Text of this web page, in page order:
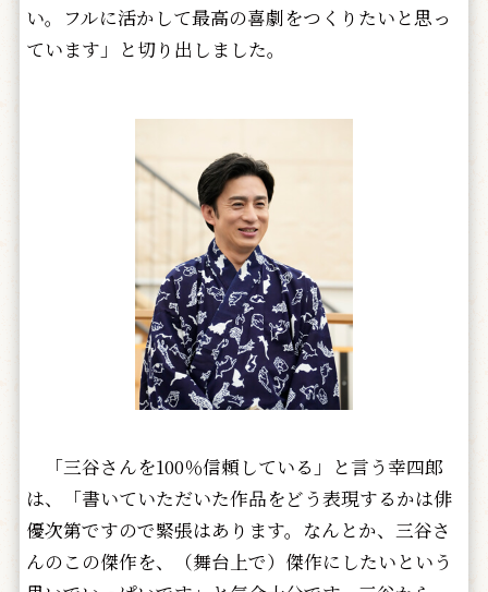
い。フルに活かして最高の喜劇をつくりたいと思っ
ています」と切り出しました。
「三谷さんを100％信頼している」と言う幸四郎
は、「書いていただいた作品をどう表現するかは俳
優次第ですので緊張はあります。なんとか、三谷さ
んのこの傑作を、（舞台上で）傑作にしたいという